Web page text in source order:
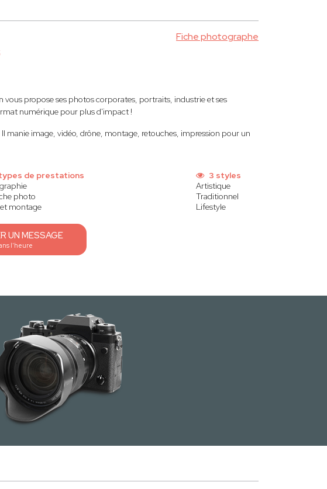
Fiche photographe
vous propose ses photos corporates, portraits, industrie et ses
numérique pour plus d'impact !
manie image, vidéo, drône, montage, retouches, impression pour un
de prestations
photo
montage
3 styles
Artistique
Traditionnel
Lifestyle
UN MESSAGE
l'heure